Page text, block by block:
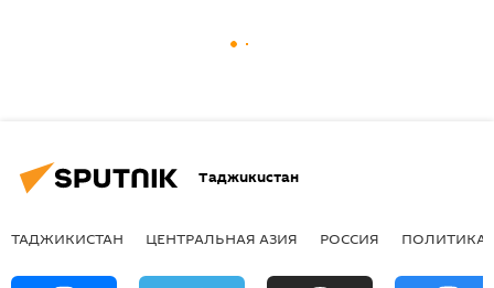
Таджикистан
ТАДЖИКИСТАН ЦЕНТРАЛЬНАЯ АЗИЯ РОССИЯ ПОЛИТИКА